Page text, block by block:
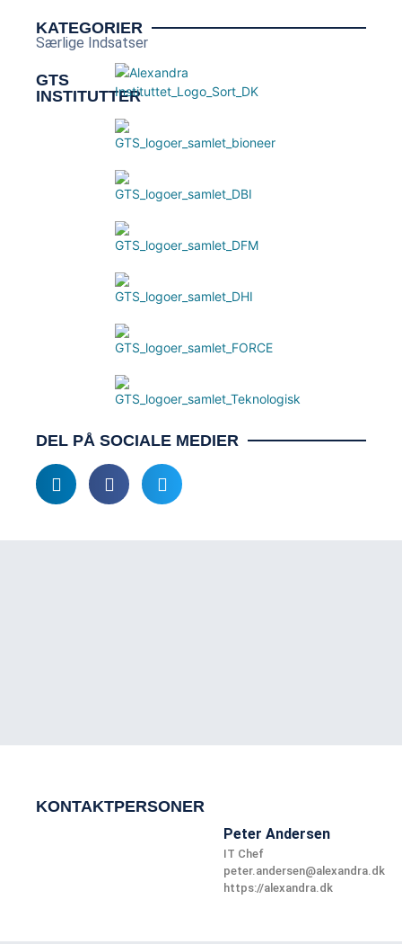
KATEGORIER
Særlige Indsatser
GTS
INSTITUTTER
DEL PÅ SOCIALE MEDIER
KONTAKTPERSONER
Peter Andersen
IT Chef
peter.andersen@alexandra.dk
https://alexandra.dk